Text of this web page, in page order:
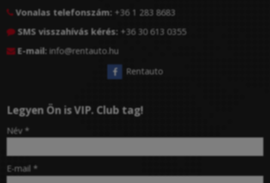
 Vonalas telefonszám: +36 1 283 8683
 SMS visszahívás kérés: +36 30 613 0355
 E-mail: info@rentauto.hu
Rentauto
Legyen Ön is VIP. Club tag!
-
-
Név *
E-mail *